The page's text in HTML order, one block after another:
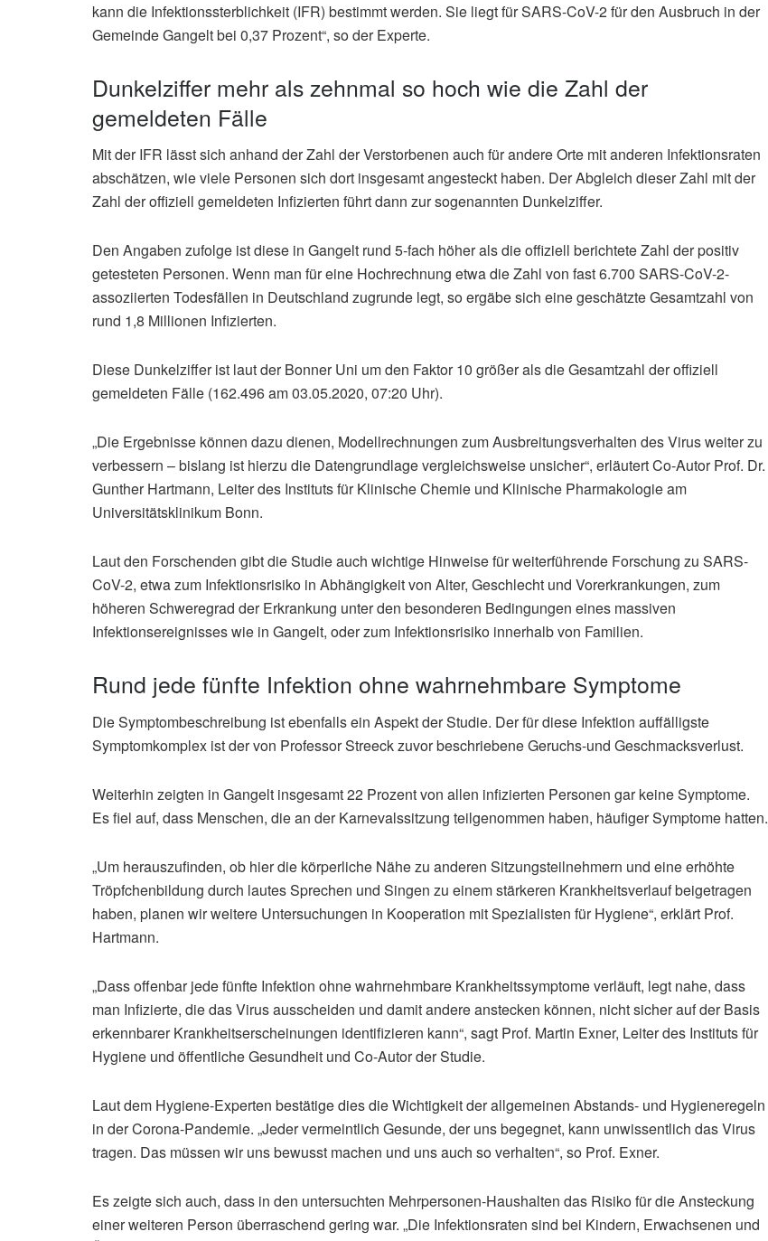
kann die Infektionssterblichkeit (IFR) bestimmt werden. Sie liegt für SARS-CoV-2 für den Ausbruch in der
Gemeinde Gangelt bei 0,37 Prozent“, so der Experte.
Dunkelziffer mehr als zehnmal so hoch wie die Zahl der
gemeldeten Fälle
Mit der IFR lässt sich anhand der Zahl der Verstorbenen auch für andere Orte mit anderen Infektionsraten
abschätzen, wie viele Personen sich dort insgesamt angesteckt haben. Der Abgleich dieser Zahl mit der
Zahl der offiziell gemeldeten Infizierten führt dann zur sogenannten Dunkelziffer.
Den Angaben zufolge ist diese in Gangelt rund 5-fach höher als die offiziell berichtete Zahl der positiv
getesteten Personen. Wenn man für eine Hochrechnung etwa die Zahl von fast 6.700 SARS-CoV-2-
assoziierten Todesfällen in Deutschland zugrunde legt, so ergäbe sich eine geschätzte Gesamtzahl von
rund 1,8 Millionen Infizierten.
Diese Dunkelziffer ist laut der Bonner Uni um den Faktor 10 größer als die Gesamtzahl der offiziell
gemeldeten Fälle (162.496 am 03.05.2020, 07:20 Uhr).
„Die Ergebnisse können dazu dienen, Modellrechnungen zum Ausbreitungsverhalten des Virus weiter zu
verbessern – bislang ist hierzu die Datengrundlage vergleichsweise unsicher“, erläutert Co-Autor Prof. Dr.
Gunther Hartmann, Leiter des Instituts für Klinische Chemie und Klinische Pharmakologie am
Universitätsklinikum Bonn.
Laut den Forschenden gibt die Studie auch wichtige Hinweise für weiterführende Forschung zu SARS-
CoV-2, etwa zum Infektionsrisiko in Abhängigkeit von Alter, Geschlecht und Vorerkrankungen, zum
höheren Schweregrad der Erkrankung unter den besonderen Bedingungen eines massiven
Infektionsereignisses wie in Gangelt, oder zum Infektionsrisiko innerhalb von Familien.
Rund jede fünfte Infektion ohne wahrnehmbare Symptome
Die Symptombeschreibung ist ebenfalls ein Aspekt der Studie. Der für diese Infektion auffälligste
Symptomkomplex ist der von Professor Streeck zuvor beschriebene Geruchs-und Geschmacksverlust.
Weiterhin zeigten in Gangelt insgesamt 22 Prozent von allen infizierten Personen gar keine Symptome.
Es fiel auf, dass Menschen, die an der Karnevalssitzung teilgenommen haben, häufiger Symptome hatten.
„Um herauszufinden, ob hier die körperliche Nähe zu anderen Sitzungsteilnehmern und eine erhöhte
Tröpfchenbildung durch lautes Sprechen und Singen zu einem stärkeren Krankheitsverlauf beigetragen
haben, planen wir weitere Untersuchungen in Kooperation mit Spezialisten für Hygiene“, erklärt Prof.
Hartmann.
„Dass offenbar jede fünfte Infektion ohne wahrnehmbare Krankheitssymptome verläuft, legt nahe, dass
man Infizierte, die das Virus ausscheiden und damit andere anstecken können, nicht sicher auf der Basis
erkennbarer Krankheitserscheinungen identifizieren kann“, sagt Prof. Martin Exner, Leiter des Instituts für
Hygiene und öffentliche Gesundheit und Co-Autor der Studie.
Laut dem Hygiene-Experten bestätige dies die Wichtigkeit der allgemeinen Abstands- und Hygieneregeln
in der Corona-Pandemie. „Jeder vermeintlich Gesunde, der uns begegnet, kann unwissentlich das Virus
tragen. Das müssen wir uns bewusst machen und uns auch so verhalten“, so Prof. Exner.
Es zeigte sich auch, dass in den untersuchten Mehrpersonen-Haushalten das Risiko für die Ansteckung
einer weiteren Person überraschend gering war. „Die Infektionsraten sind bei Kindern, Erwachsenen und